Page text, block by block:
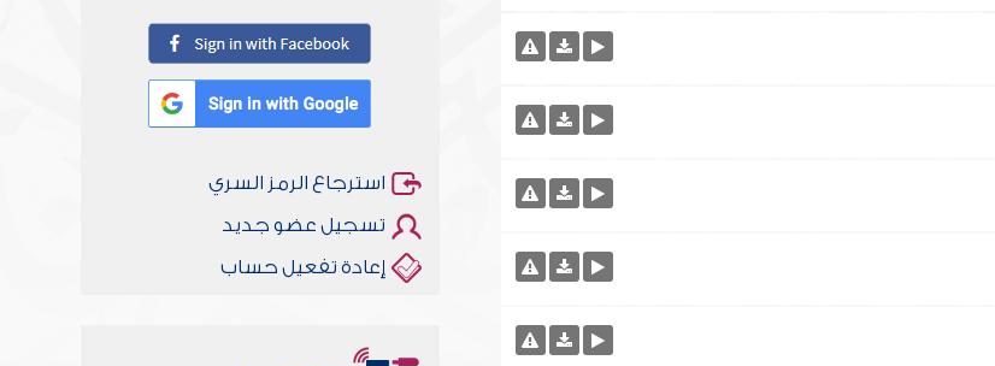
استرجاع الرمز السري
تسجيل عضو جديد
إعادة تفعيل حساب